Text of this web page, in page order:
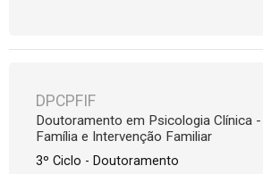
DPCPFIF
Doutoramento em Psicologia Clínica
Família e Intervenção Familiar
3º Ciclo - Doutoramento